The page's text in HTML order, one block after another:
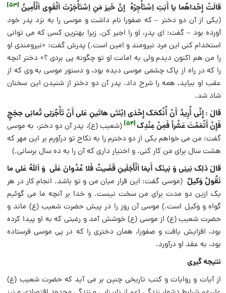
قالَتْ إِحْداهُما یا أَبَتِ اِسْتَأْجِرْهُ إنَّ خَیرَ مَنِ اِسْتَأْجَرْتَ اَلْقَوِی اَلْأَمِینُ [53]
(یکى از آن دو دختر – که صفورا نام داشت و موسى را به نزد پدر خود
آورده بود – گفت: اى پدر، او را اجیر کن. زیرا بهترین کسى که مى توانى
استخدام کنى این مرد نیرومند و امین است.) پدرش گفت: «نیرومندى او
را من هم اکنون دیدم ولى به امانت او تو چگونه پى بردى ؟» دختر آنچه
را که در راه از پاک چشمى موسى دیده بود، و دستور موسى به وى که از
عقب او بیاید، همه را شرح داد. پدر آن دو دختر از شنیدن این سخنان
شاد شد.
قالَ : إِنِّی أُرِیدُ أَنْ أُنْکحَک إِحْدَى اِبْنَتَی هاتَینِ عَلى أَنْ تَأْجُرَنِی ثَمانِی حِجَجٍ
فَإِنْ أَتْمَمْتَ عَشْراً فَمِنْ عِنْدِک[54]
(شعیب (ع)، پدر آن دو دختر، به موسى
گفت: من مى خواهم یکى از دو دخترم را به نکاح تو درآورم بر این مهر که
هشت سال براى من کار کنى. و اختیار دارى که آن را به ده سال برسانى.)
قالَ ذلِک بَینِی وَ بَینَک أَیمَا اَلْأَجَلَینِ قَضَیتُ فَلا عُدْوانَ عَلَی وَ اَللّهُ عَلى ما
نَقُولُ وَکیلٌ(موسى گفت: این قرار میان من و تو باشد. انجام کار در هر
یک ازین دو مدت براى من سخت نیست. و خدا بر آنچه ما مى گوئیم
گواه و وکیل است.) موسى آن روز را در پیش حضرت شعیب (ع) ماند و
حضرت شعیب (ع) از موسى (ع) خوشش آمد و رغبتى که به او پیدا کرده
بود، افزایش یافت و صفورا، همان دخترى را که در پى موسى فرستاده
بود، به عقد او درآورد.
نتیجه گیری
از آیات و روایات و کتب تاریخی چنین بر می آید که حضرت شعیب (ع)